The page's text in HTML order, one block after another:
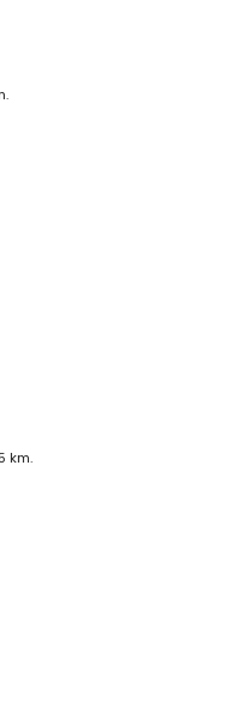
precio de alquiler de la
24 horas
sus vacaciones en
Arenal y Javea) (a menos
Blanca
del Loreto, Javea),
(Casco Histórico,
Javea), sitio histórico
kilómetros del alojamiento)
de 25 kilómetros del
ciclismo, escalada,
surf, windsurf y esquí
villa)
(a menos de 10 kilómetros
km.